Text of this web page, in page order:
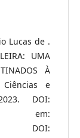
Lucas de .
UMA
À
Ciências e
DOI:
em: